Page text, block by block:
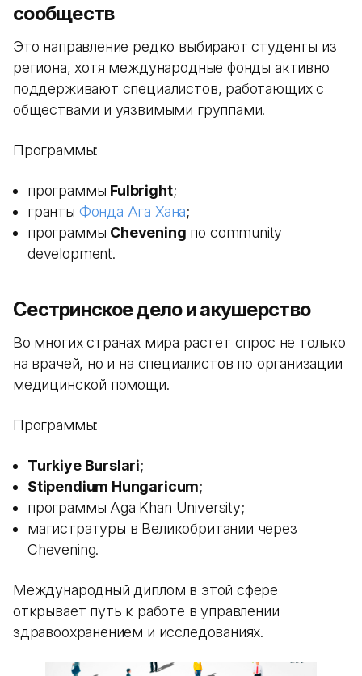
сообществ
Это направление редко выбирают студенты из
региона, хотя международные фонды активно
поддерживают специалистов, работающих с
обществами и уязвимыми группами.
Программы:
программы Fulbright;
гранты Фонда Ага Хана;
программы Chevening по community
development.
Сестринское дело и акушерство
Во многих странах мира растет спрос не только
на врачей, но и на специалистов по организации
медицинской помощи.
Программы:
Turkiye Burslari;
Stipendium Hungaricum;
программы Aga Khan University;
магистратуры в Великобритании через
Chevening.
Международный диплом в этой сфере
открывает путь к работе в управлении
здравоохранением и исследованиях.